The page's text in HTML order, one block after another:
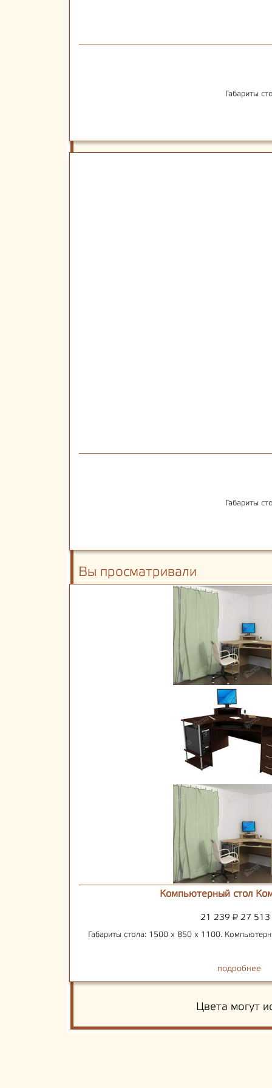
Габариты
Габариты
Вы просматривали
Компьютерный стол
21 239 ₽ 27 513
Габариты стола: 1500 х 850 х 1100.
подробнее
Цвета могут